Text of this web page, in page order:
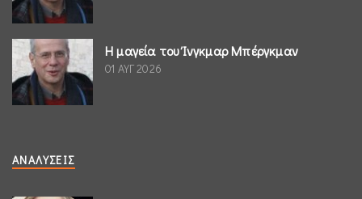
Η μαγεία του Ίνγκμαρ Μπέργκμαν
01 ΑΥΓ 2026
ΑΝΑΛΎΣΕΙΣ